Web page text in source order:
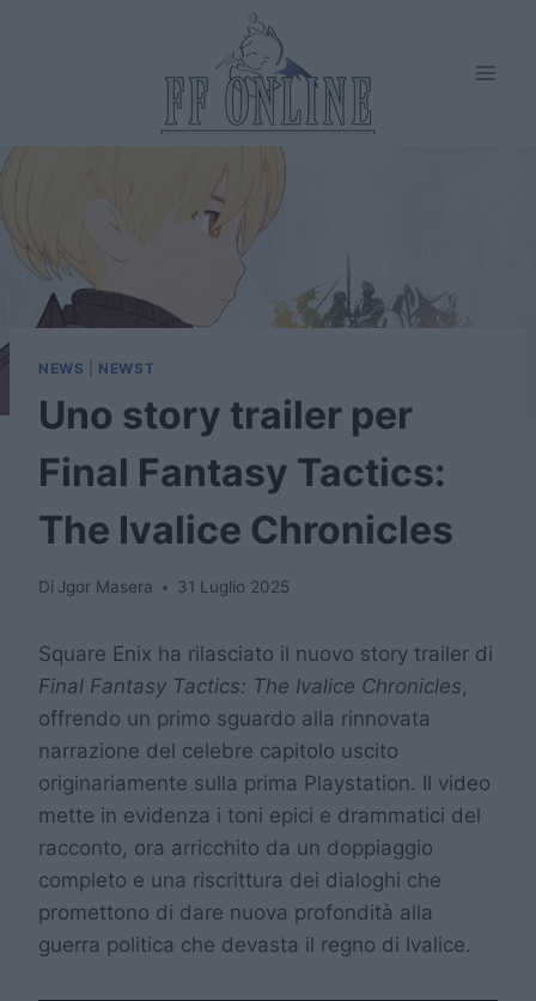
NEWS NEWST
Uno story trailer per
Final Fantasy Tactics:
The Ivalice Chronicles
Di Jgor Masera 31 Luglio 2025
Square Enix ha rilasciato il nuovo story trailer di
Final Fantasy Tactics: The Ivalice Chronicles,
offrendo un primo sguardo alla rinnovata
narrazione del celebre capitolo uscito
originariamente sulla prima Playstation. Il video
mette in evidenza i toni epici e drammatici del
racconto, ora arricchito da un doppiaggio
completo e una riscrittura dei dialoghi che
promettono di dare nuova profondità alla
guerra politica che devasta il regno di Ivalice.